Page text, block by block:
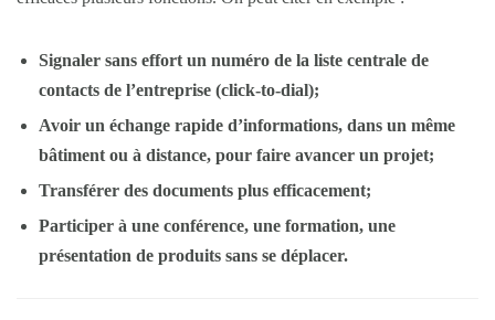
Signaler sans effort un numéro de la liste centrale de
contacts de l’entreprise (click-to-dial);
Avoir un échange rapide d’informations, dans un même
bâtiment ou à distance, pour faire avancer un projet;
Transférer des documents plus efficacement;
Participer à une conférence, une formation, une
présentation de produits sans se déplacer.